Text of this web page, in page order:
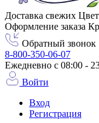
Доставка свежих
Оформление заказа
Обратный звонок
8-800-350-06-07
Ежедневно с 08:00 -
Войти
Вход
Регистрация